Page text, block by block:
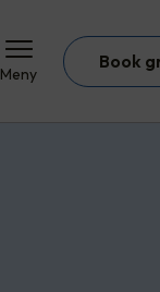
Meny
Book